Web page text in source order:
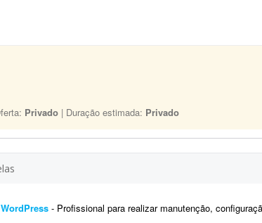
Privado | Duração estimada: Privado
- Profissional para realizar manutenção, configuração de